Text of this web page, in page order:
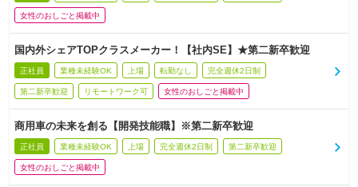
女性のおしごと掲載中
国内外シェアTOPクラスメーカー！【社内SE】★第二新卒歓迎
正社員 業種未経験OK 上場 転勤なし 完全週休2日制
第二新卒歓迎 リモートワーク可 女性のおしごと掲載中
商用車の未来を創る【開発技能職】※第二新卒歓迎
正社員 業種未経験OK 上場 完全週休2日制 第二新卒歓迎
女性のおしごと掲載中